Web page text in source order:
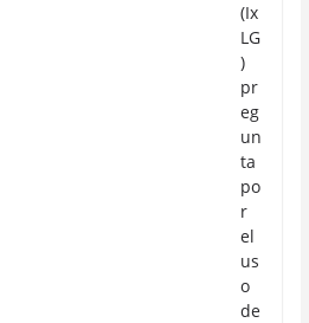
(Ix
LG
)
pr
eg
un
ta
po
r
el
us
o
de